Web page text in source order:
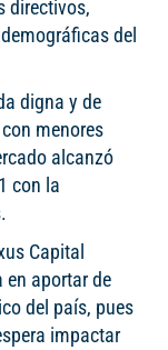
directivos,
del
digna y de
menores
alcanzó
con la
Capital
en aportar de
del país, pues
impactar